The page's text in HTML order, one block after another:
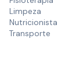
Limpeza
Nutricionista
Transporte